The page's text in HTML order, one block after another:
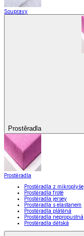
Soupravy
Prostěradla
Prostěradla
Prostěradla z mikroplyše
Prostěradla froté
Prostěradla jersey
Prostěradla s elastanem
Prostěradla plátěná
Prostěradla nepropustná
Prostěradla dětská